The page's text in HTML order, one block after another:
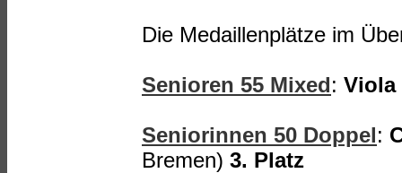
Die Medaillenplätze im
Senioren 55 Mixed: Viola
Seniorinnen 50 Doppel:
Bremen) 3. Platz